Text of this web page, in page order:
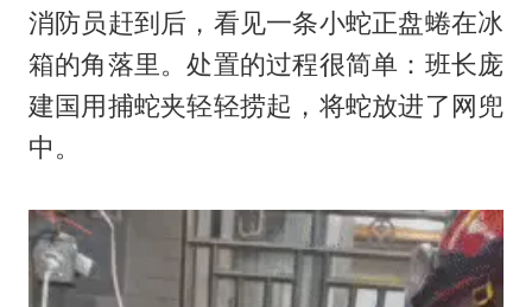
消防员赶到后，看见一条小蛇正盘蜷在冰
箱的角落里。处置的过程很简单：班长庞
建国用捕蛇夹轻轻捞起，将蛇放进了网兜
中。